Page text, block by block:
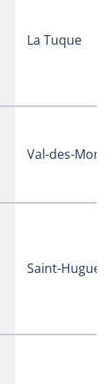
La Tuque
Val-des-
Saint-Hugues